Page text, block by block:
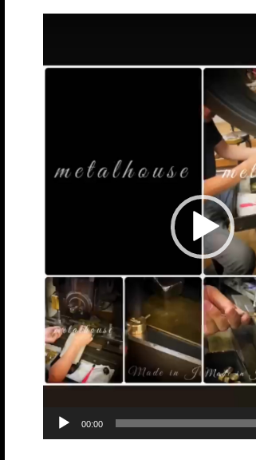
レ
00:00